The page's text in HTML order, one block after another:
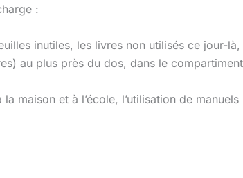
:
inutiles, les livres non utilisés ce jour-
au plus près du dos, dans le
maison et à l’école, l’utilisation de